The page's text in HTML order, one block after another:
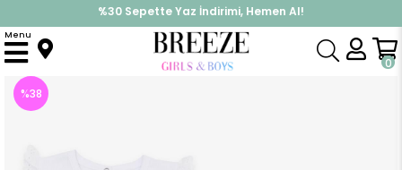
%30 Sepette Yaz İndirimi, Hemen Al!
İndirimlere ek %10 İndirimi Kap, Hemen Üye Ol!
0
Menu
Anasayfa Takımlar Kapri & Şort Takım Kız Bebek Şortlu Takım Fiyonklu Beyaz (4 Ay)
%38